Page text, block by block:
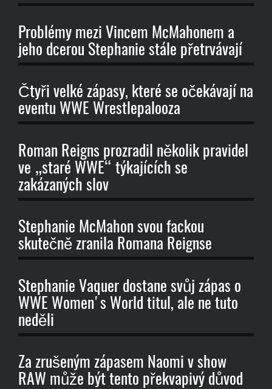
Problémy mezi Vincem McMahonem a
jeho dcerou Stephanie stále přetrvávají
Čtyři velké zápasy, které se očekávají na
eventu WWE Wrestlepalooza
Roman Reigns prozradil několik pravidel
ve „staré WWE“ týkajících se
zakázaných slov
Stephanie McMahon svou fackou
skutečně zranila Romana Reignse
Stephanie Vaquer dostane svůj zápas o
WWE Women's World titul, ale ne tuto
neděli
Za zrušeným zápasem Naomi v show
RAW může být tento překvapivý důvod